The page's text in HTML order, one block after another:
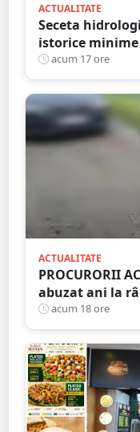
ACTUALITATE
Seceta
istorice minime
ape au secat
acum 17 ore
ACTUALITATE
PROCURORII
abuzat ani la
arestat!
acum 18 ore